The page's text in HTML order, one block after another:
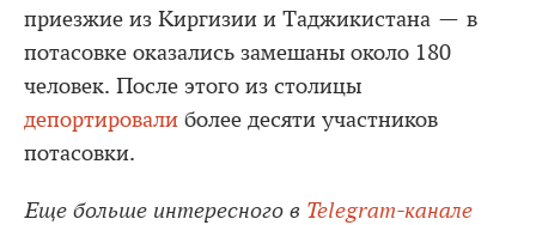
приезжие из Киргизии и Таджикистана — в
потасовке оказались замешаны около 180
человек. После этого из столицы
депортировали более десяти участников
потасовки.
Еще больше интересного в Telegram-канале